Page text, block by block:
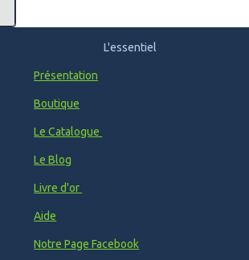
L'essentiel
Présentation
Boutique
Le Catalogue
Le Blog
Livre d'or
Aide
Notre Page Facebook